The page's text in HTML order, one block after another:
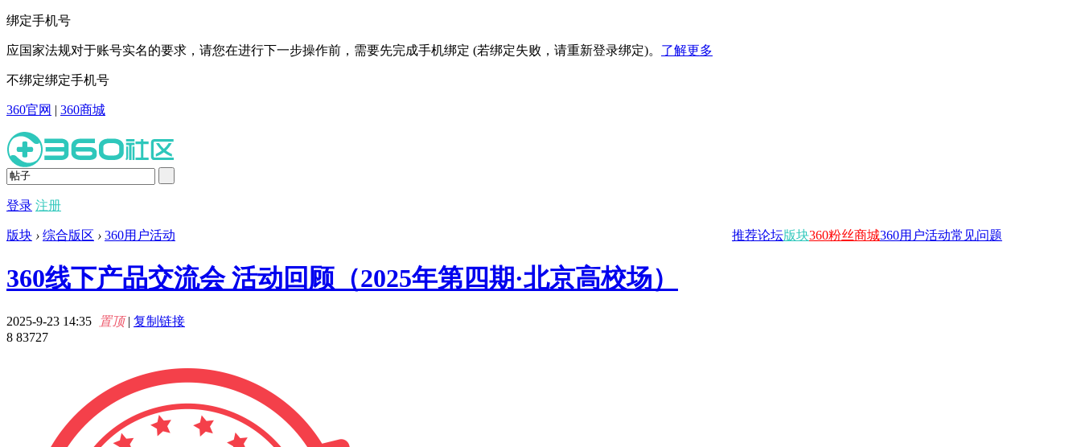
绑定手机号
应国家法规对于账号实名的要求，请您在进行下一步操作前，需要先完成手机绑定 (若绑定失败，请重新登录绑定)。 了解更多
不绑定绑定手机号
360官网 | 360商城
登录 注册
推荐论坛版块360粉丝商城360用户活动常见问题
版块 › 综合版区 › 360用户活动
360线下产品交流会 活动回顾（2025年第四期·北京高校场）
2025-9-23 14:35 置顶 | 复制链接
8 83727